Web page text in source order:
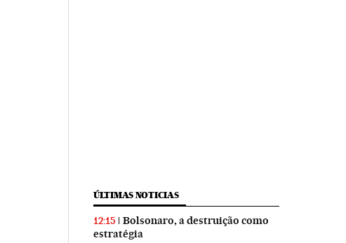
ÚLTIMAS NOTICIAS
12:15
Bolsonaro, a destruição como
estratégia